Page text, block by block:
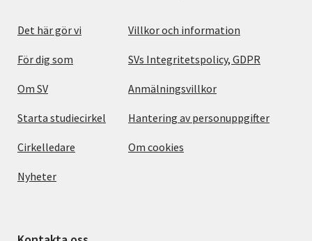
Det här gör vi
För dig som
Om SV
Starta studiecirkel
Cirkelledare
Nyheter
Villkor och information
SVs Integritetspolicy, GDPR
Anmälningsvillkor
Hantering av personuppgifter
Om cookies